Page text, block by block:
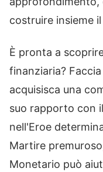
costruire insieme
È pronta a
finanziaria? Faccia
acquisisca una
suo rapporto con
nell'Eroe
Martire
Monetario può